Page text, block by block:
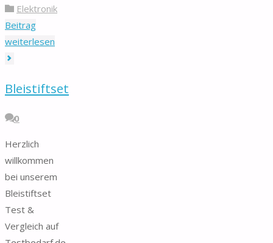
Elektronik
Beitrag
weiterlesen
Bleistiftset
0
Herzlich
willkommen
bei unserem
Bleistiftset
Test &
Vergleich auf